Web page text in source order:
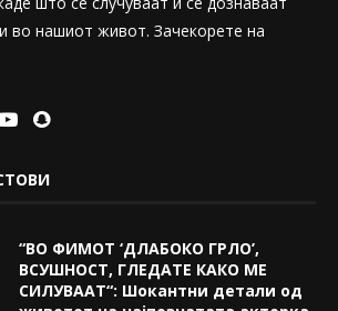
во нашиот живот. Зачекорете на
“ВО ФИМОТ ‘ДЛАБОКО ГРЛО’,
ВСУШНОСТ, ГЛЕДАТЕ КАКО МЕ
СИЛУВААТ“: Шокантни детали од